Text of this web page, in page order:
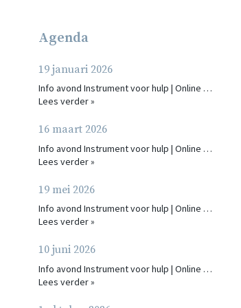
Agenda
19 januari 2026
Info avond Instrument voor hulp | Online …
Lees verder »
16 maart 2026
Info avond Instrument voor hulp | Online …
Lees verder »
19 mei 2026
Info avond Instrument voor hulp | Online …
Lees verder »
10 juni 2026
Info avond Instrument voor hulp | Online …
Lees verder »